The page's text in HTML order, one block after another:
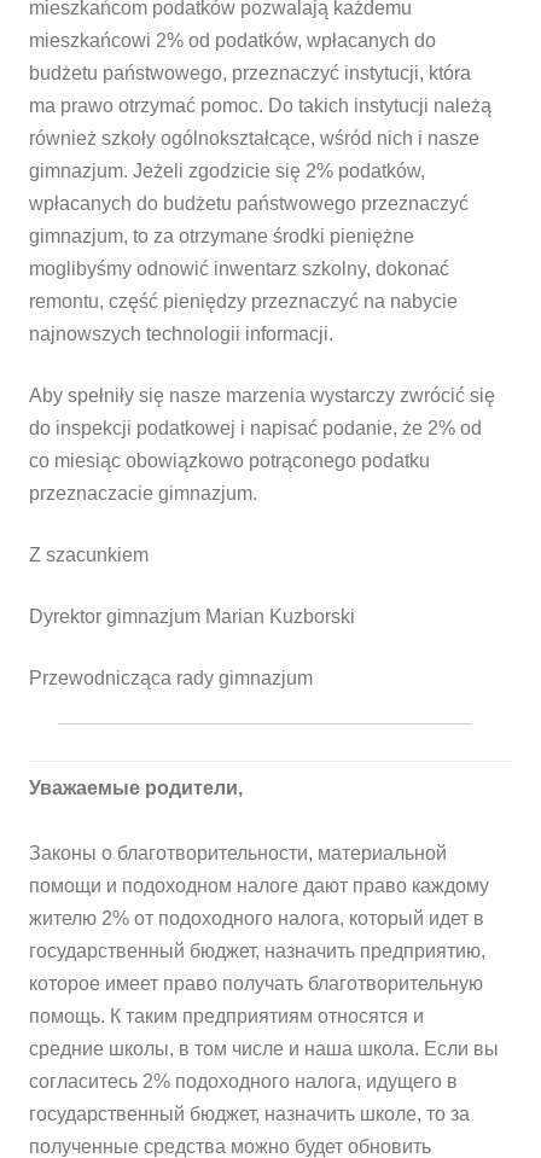
mieszkańcom podatków pozwalają każdemu
mieszkańcowi 2% od podatków, wpłacanych do
budżetu państwowego, przeznaczyć instytucji, która
ma prawo otrzymać pomoc. Do takich instytucji należą
również szkoły ogólnokształcące, wśród nich i nasze
gimnazjum. Jeżeli zgodzicie się 2% podatków,
wpłacanych do budżetu państwowego przeznaczyć
gimnazjum, to za otrzymane środki pieniężne
moglibyśmy odnowić inwentarz szkolny, dokonać
remontu, część pieniędzy przeznaczyć na nabycie
najnowszych technologii informacji.
Aby spełniły się nasze marzenia wystarczy zwrócić się
do inspekcji podatkowej i napisać podanie, że 2% od
co miesiąc obowiązkowo potrąconego podatku
przeznaczacie gimnazjum.
Z szacunkiem
Dyrektor gimnazjum Marian Kuzborski
Przewodnicząca rady gimnazjum
Уважаемые родители,
Законы о благотворительности, материальной
помощи и подоходном налоге дают право каждому
жителю 2% от подоходного налога, который идет в
государственный бюджет, назначить предприятию,
которое имеет право получать благотворительную
помощь. К таким предприятиям относятся и
средние школы, в том числе и наша школа. Если вы
согласитесь 2% подоходного налога, идущего в
государственный бюджет, назначить школе, то за
полученные средства можно будет обновить